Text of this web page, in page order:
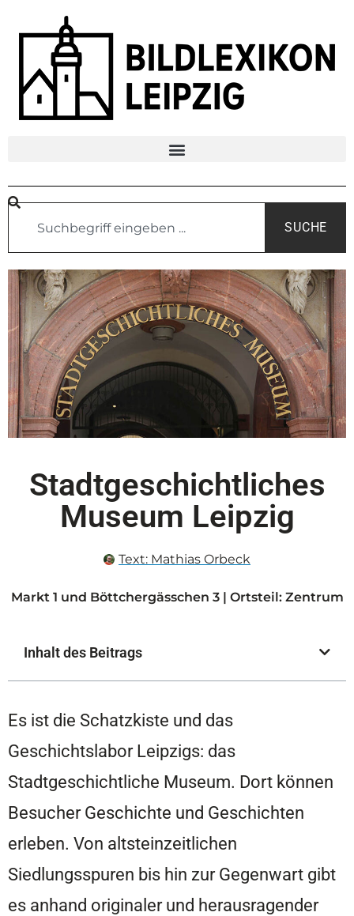
SUCHE
Stadtgeschichtliches
Museum Leipzig
Text: Mathias Orbeck
Markt 1 und Böttchergässchen 3 | Ortsteil: Zentrum
Inhalt des Beitrags
Es ist die Schatzkiste und das
Geschichtslabor Leipzigs: das
Stadtgeschichtliche Museum. Dort können
Besucher Geschichte und Geschichten
erleben. Von altsteinzeitlichen
Siedlungsspuren bis hin zur Gegenwart gibt
es anhand originaler und herausragender